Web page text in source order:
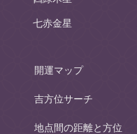
七赤金星
開運マップ
吉方位サーチ
地点間の距離と方位